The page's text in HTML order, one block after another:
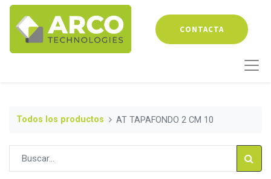
CONTACTA
Todos los productos AT TAPAFONDO 2 CM 10